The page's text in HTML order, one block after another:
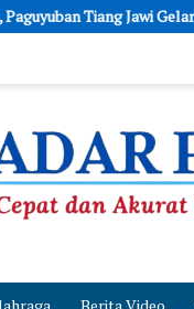
di Lembang
Berita Video